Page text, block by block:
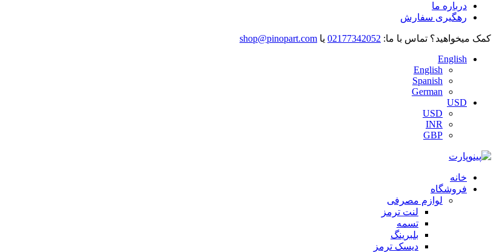
درباره ما
رهگیری سفارش
کمک میخواهید؟ تماس با ما: 02177342052 یا shop@pinopart.com
English
English
Spanish
German
USD
USD
INR
GBP
خانه
فروشگاه
لوازم مصرفی
لنت ترمز
تسمه
بلبرینگ
دیسک ترمز